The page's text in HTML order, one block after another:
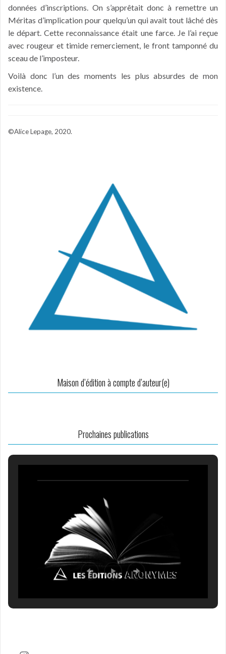
données d’inscriptions. On s’apprêtait donc à remettre un
Méritas d’implication pour quelqu’un qui avait tout lâché dès
le départ. Cette reconnaissance était une farce. Je l’ai reçue
avec rougeur et timide remerciement, le front tamponné du
sceau de l’imposteur.
Voilà donc l’un des moments les plus absurdes de mon
existence.
©Alice Lepage, 2020.
Maison d’édition à compte d’auteur(e)
Prochaines publications